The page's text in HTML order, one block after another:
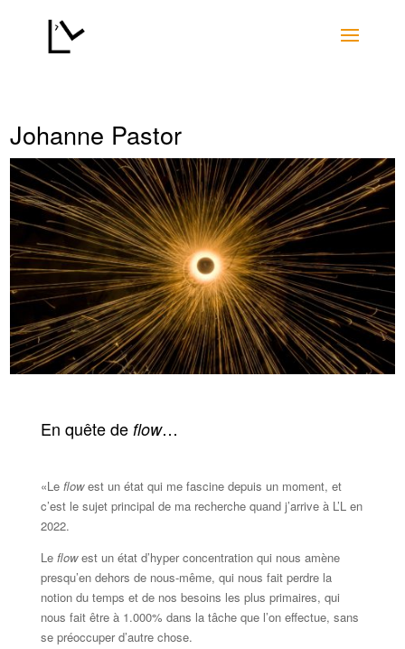
Johanne Pastor
En quête de flow…
«Le flowest un état qui me fascine depuis un moment, et
c’est le sujet principal de ma recherche quand j’arrive à L’L en
2022.
Le flowest un état d’hyper concentration qui nous amène
presqu’en dehors de nous-même, qui nous fait perdre la
notion du temps et de nos besoins les plus primaires, qui
nous fait être à 1.000% dans la tâche que l’on effectue, sans
se préoccuper d’autre chose.